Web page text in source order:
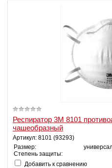
Респиратор 3М 8101
чашеобразный
Артикул: 8101 (93293)
Размер:
Степень защиты:
Добавить к сравнению